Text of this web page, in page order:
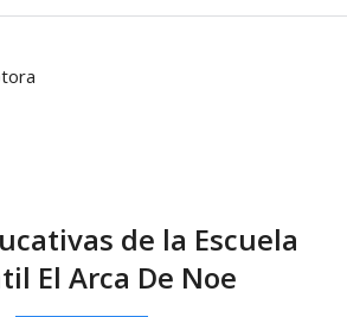
de la Escuela
El Arca De Noe